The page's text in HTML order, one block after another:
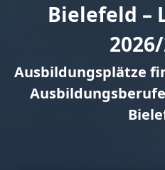
Bielefeld –
Ausbildungsplätze